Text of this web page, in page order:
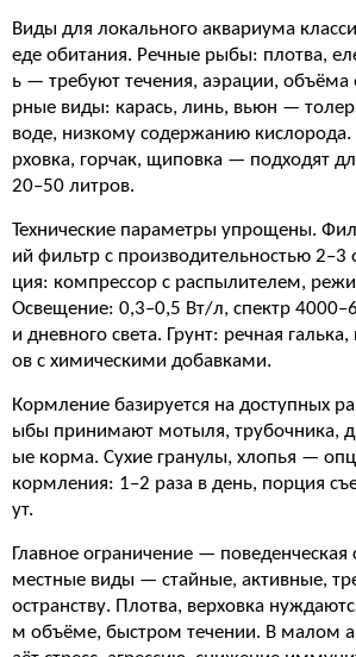
Виды для локального аквариума
еде обитания. Речные рыбы: плотва,
ь — требуют течения, аэрации, объёма
рные виды: карась, линь, вьюн —
воде, низкому содержанию
рховка, горчак, щиповка — подходят
20–50 литров.
Технические параметры упрощены.
ий фильтр с производительностью 2–3
ция: компрессор с распылителем,
Освещение: 0,3–0,5 Вт/л, спектр
и дневного света. Грунт: речная галька,
ов с химическими добавками.
Кормление базируется на доступных
ыбы принимают мотыля, трубочника,
ые корма. Сухие гранулы, хлопья —
кормления: 1–2 раза в день, порция
ут.
Главное ограничение —
местные виды — стайные, активные,
остранству. Плотва, верховка
м объёме, быстром течении. В малом